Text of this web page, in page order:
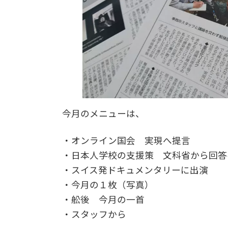
今月のメニューは、
・オンライン国会 実現へ提言
・日本人学校の支援策 文科省から回
・スイス発ドキュメンタリーに出演
・今月の１枚（写真）
・舩後 今月の一首
・スタッフから